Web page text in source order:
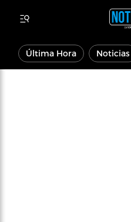
Última Hora Noticias